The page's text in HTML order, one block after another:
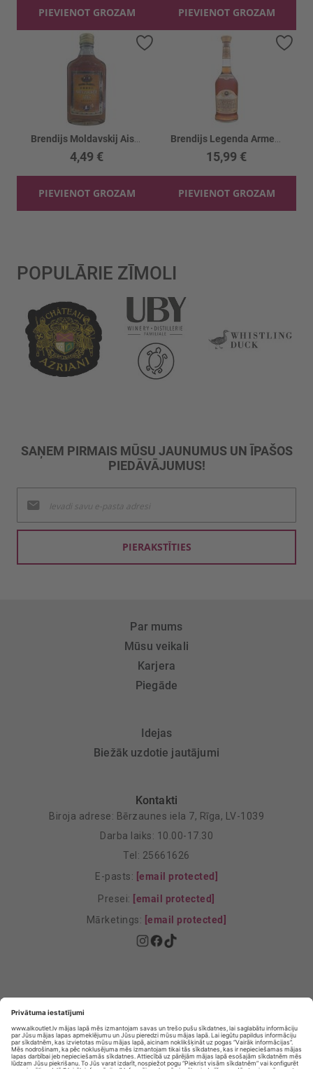
PIEVIENOT GROZAM PIEVIENOT GROZAM
4,49 €
PIEVIENOT GROZAM
Pievienot vēlmju sarakstam
15,99 €
PIEVIENOT GROZAM
POPULĀRIE ZĪMOLI
SAŅEM PIRMAIS MŪSU JAUNUMUS UN ĪPAŠOS
PIEDĀVĀJUMUS!
jaunumu
saņemšanai:
PIERAKSTĪTIES
Par mums
Mūsu veikali
Karjera
Piegāde
Idejas
Biežāk uzdotie jautājumi
Kontakti
Biroja adrese: Bērzaunes iela 7, Rīga, LV-1039
Darba laiks: 10.00-17.30
Tel: 25661626
E-pasts: [email protected]
Presei: [email protected]
Mārketings: [email protected]
Privātuma Iestatījumi
E-veikala lietošanas noteikumi